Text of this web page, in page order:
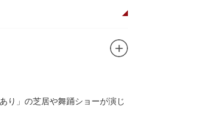
り」の芝居や舞踊ショーが演じ